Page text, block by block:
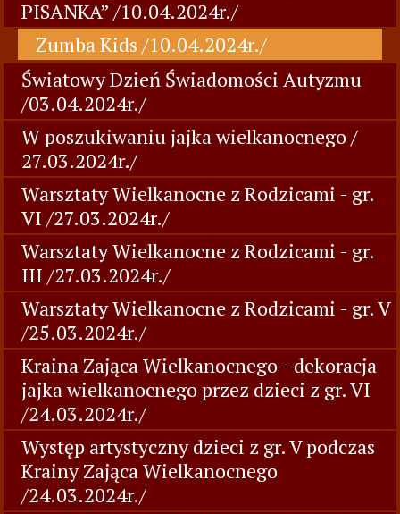
PISANKA” /10.04.2024r./
Zumba Kids /10.04.2024r./
Światowy Dzień Świadomości Autyzmu
/03.04.2024r./
W poszukiwaniu jajka wielkanocnego /
27.03.2024r./
Warsztaty Wielkanocne z Rodzicami - gr.
VI /27.03.2024r./
Warsztaty Wielkanocne z Rodzicami - gr.
III /27.03.2024r./
Warsztaty Wielkanocne z Rodzicami - gr. V
/25.03.2024r./
Kraina Zająca Wielkanocnego - dekoracja
jajka wielkanocnego przez dzieci z gr. VI
/24.03.2024r./
Występ artystyczny dzieci z gr. V podczas
Krainy Zająca Wielkanocnego
/24.03.2024r./